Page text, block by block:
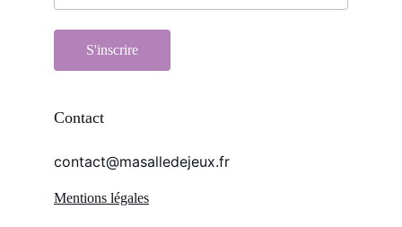
Contact
S'inscrire
contact@masalledejeux.fr
Mentions légales